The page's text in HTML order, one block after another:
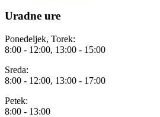
Uradne ure
Ponedeljek, Torek:
8:00 - 12:00, 13:00 - 15:00
Sreda:
8:00 - 12:00, 13:00 - 17:00
Petek:
8:00 - 13:00